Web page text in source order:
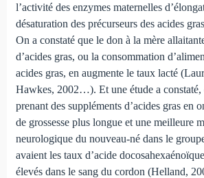
l’activité des enzymes maternelles
désaturation des précurseurs des acides
On a constaté que le don à la mère
d’acides gras, ou la consommation
acides gras, en augmente le taux lacté
Hawkes, 2002…). Et une étude a constaté,
prenant des suppléments d’acides gras en
de grossesse plus longue et une meilleure
neurologique du nouveau-né dans le
avaient les taux d’acide
élevés dans le sang du cordon (Helland,